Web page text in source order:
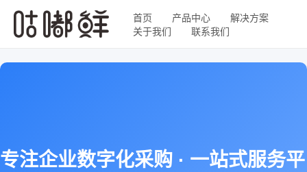
首页 产品中心
解决方案
关于我们
联系我们
专注企业数字化采购 · 一站式服务平